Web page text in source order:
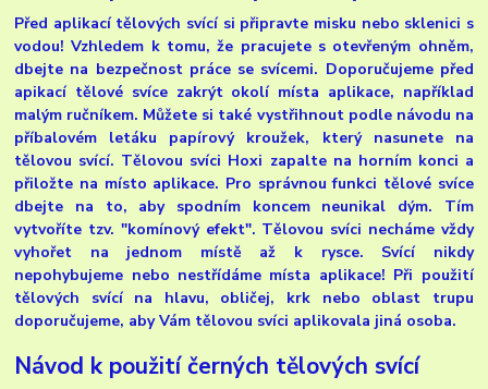
Před aplikací tělových svící si připravte misku nebo sklenici s
vodou! Vzhledem k tomu, že pracujete s otevřeným ohněm,
dbejte na bezpečnost práce se svícemi. Doporučujeme před
apikací tělové svíce zakrýt okolí místa aplikace, například
malým ručníkem. Můžete si také vystřihnout podle návodu na
příbalovém letáku papírový kroužek, který nasunete na
tělovou svící. Tělovou svíci Hoxi zapalte na horním konci a
přiložte na místo aplikace. Pro správnou funkci tělové svíce
dbejte na to, aby spodním koncem neunikal dým. Tím
vytvoříte tzv. "komínový efekt". Tělovou svíci necháme vždy
vyhořet na jednom místě až k rysce. Svící nikdy
nepohybujeme nebo nestřídáme místa aplikace! Při použití
tělových svící na hlavu, obličej, krk nebo oblast trupu
doporučujeme, aby Vám tělovou svíci aplikovala jiná osoba.
Návod k použití černých tělových svící